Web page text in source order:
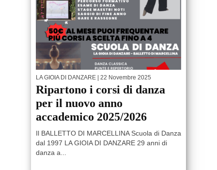
LA GIOIA DI DANZARE | 22 Novembre 2025
Ripartono i corsi di danza
per il nuovo anno
accademico 2025/2026
Il BALLETTO DI MARCELLINA Scuola di Danza
dal 1997 LA GIOIA DI DANZARE 29 anni di
danza a...